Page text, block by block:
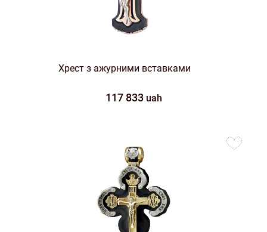
Хрест з ажурними вставками
117 833 uah
favorites